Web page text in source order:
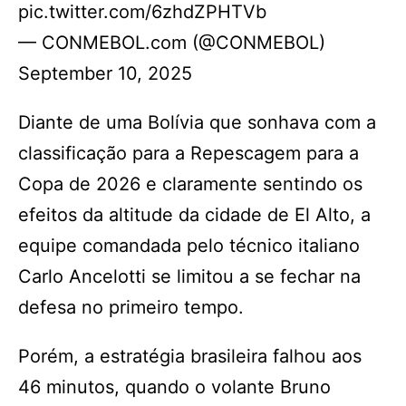
pic.twitter.com/6zhdZPHTVb
— CONMEBOL.com (@CONMEBOL)
September 10, 2025
Diante de uma Bolívia que sonhava com a
classificação para a Repescagem para a
Copa de 2026 e claramente sentindo os
efeitos da altitude da cidade de El Alto, a
equipe comandada pelo técnico italiano
Carlo Ancelotti se limitou a se fechar na
defesa no primeiro tempo.
Porém, a estratégia brasileira falhou aos
46 minutos, quando o volante Bruno